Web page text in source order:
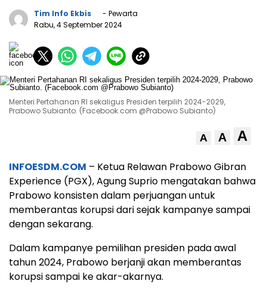
Tim Info Ekbis
- Pewarta
Rabu, 4 September 2024
Menteri Pertahanan RI sekaligus Presiden terpilih 2024-2029,
Prabowo Subianto. (Facebook.com @Prabowo Subianto)
A A A
INFOESDM.COM – Ketua Relawan Prabowo Gibran
Experience (PGX), Agung Suprio mengatakan bahwa
Prabowo konsisten dalam perjuangan untuk
memberantas korupsi dari sejak kampanye sampai
dengan sekarang.
Dalam kampanye pemilihan presiden pada awal
tahun 2024, Prabowo berjanji akan memberantas
korupsi sampai ke akar-akarnya.